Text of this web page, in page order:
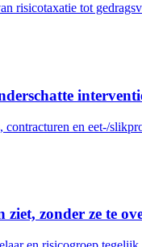
risicotaxatie tot
en eet-/
ziet, zonder ze te